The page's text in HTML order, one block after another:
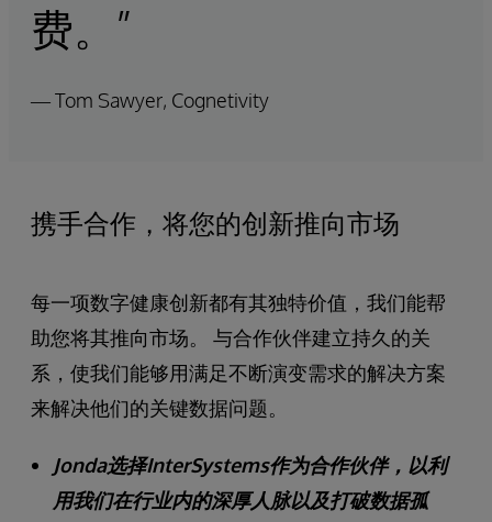
费。”
— Tom Sawyer, Cognetivity
携手合作，将您的创新推向市场
每一项数字健康创新都有其独特价值，我们能帮
助您将其推向市场。 与合作伙伴建立持久的关
系，使我们能够用满足不断演变需求的解决方案
来解决他们的关键数据问题。
Jonda选择InterSystems作为合作伙伴，以利
用我们在行业内的深厚人脉以及打破数据孤